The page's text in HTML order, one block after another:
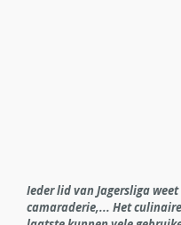
Ieder lid van Jagersliga
camaraderie,... Het